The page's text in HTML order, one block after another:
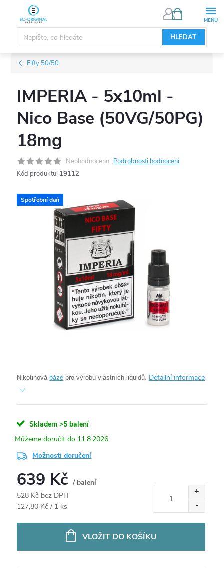
obsah
HLEDAT
NÁKUPNÍ
Fifty 50/50
IMPERIA - 5x10ml -
Nico Base (50VG/50PG)
18mg
Neohodnoceno Podrobnosti hodnocení
Kód produktu: 19112
Spotřební daň
Nikotinová báze pro výrobu vlastních liquidů. Detailní informace
Skladem >5 balení
11.8.2026
Možnosti doručení
639 Kč/ balení
528 Kč bez DPH
Měrná
127,80 Kč / 1 ks
VLOŽIT DO KOŠÍKU